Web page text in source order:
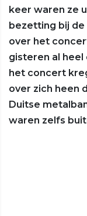
keer waren ze
bezetting bij de
over het
gisteren al heel
het concert
over zich heen
Duitse
waren zelfs